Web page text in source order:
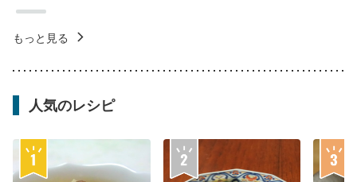
もっと見る
人気のレシピ